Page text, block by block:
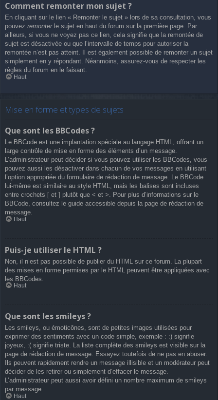
Comment remonter mon sujet ?
En cliquant sur le lien « Remonter le sujet » lors de sa consultation, vous
pouvez remonterle sujet en haut du forum sur la première page. Par
ailleurs, si vous ne voyez pas ce lien, cela signifie que la remontée de
sujet est désactivée ou que l’intervalle de temps pour autoriser la
remontée n’est pas atteint. Il est également possible de remonter un sujet
simplement en y répondant. Néanmoins, assurez-vous de respecter les
règles du forum en le faisant.
Haut
Mise en forme et types de sujets
Que sont les BBCodes ?
Le BBCode est une implantation spéciale au langage HTML, offrant un
large contrôle de mise en forme des éléments d’un message.
L’administrateur peut décider si vous pouvez utiliser les BBCodes, vous
pouvez aussi les désactiver dans chacun de vos messages en utilisant
l’option appropriée du formulaire de rédaction de message. Le BBCode
lui-même est similaire au style HTML, mais les balises sont incluses
entre crochets [ et ] plutôt que < et >. Pour plus d’informations sur le
BBCode, consultez le guide accessible depuis la page de rédaction de
message.
Haut
Puis-je utiliser le HTML ?
Non, il n’est pas possible de publier du HTML sur ce forum. La plupart
des mises en forme permises par le HTML peuvent être appliquées avec
les BBCodes.
Haut
Que sont les smileys ?
Les smileys, ou émoticônes, sont de petites images utilisées pour
exprimer des sentiments avec un code simple, exemple : :) signifie
joyeux, :( signifie triste. La liste complète des smileys est visible sur la
page de rédaction de message. Essayez toutefois de ne pas en abuser.
Ils peuvent rapidement rendre un message illisible et un modérateur peut
décider de les retirer ou simplement d’effacer le message.
L’administrateur peut aussi avoir défini un nombre maximum de smileys
par message.
Haut